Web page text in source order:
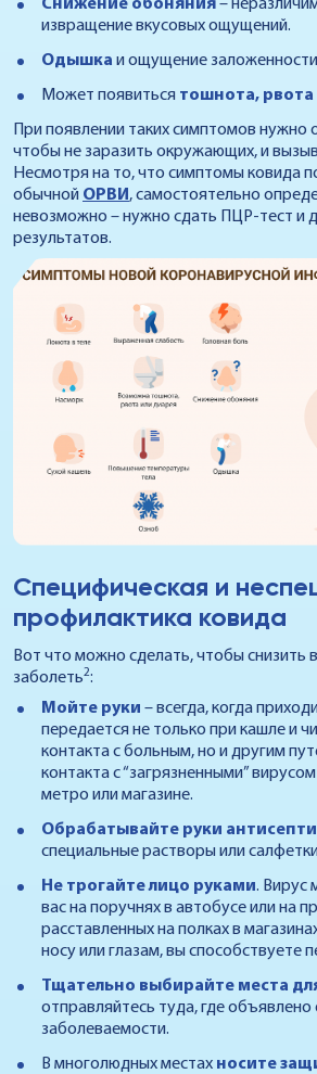
Снижение обоняния–
извращение вкусовых ощущений.
Одышка и ощущение заложенности
Может появиться тошнота,
При появлении таких симптомов нужно
чтобы не заразить окружающих, и
Несмотря на то, что симптомы ковида
обычной ОРВИ , самостоятельно
невозможно – нужно сдать ПЦР-тест и
результатов.
Специфическая и
профилактика ковида
Вот что можно сделать, чтобы снизить
заболеть2:
Мойте руки – всегда, когда
передается не только при кашле и
контакта с больным, но и другим
контакта с “загрязненными”
метро или магазине.
Обрабатывайте руки
специальные растворы или
Не трогайте лицо руками. Вирус
вас на поручнях в автобусе или на
расставленных на полках в
носу или глазам, вы способствуете
Тщательно выбирайте места
отправляйтесь туда, где
заболеваемости.
В многолюдных местах носите